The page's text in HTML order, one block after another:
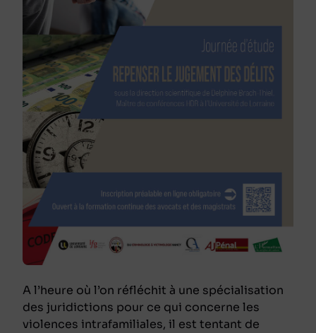
A l’heure où l’on réfléchit à une spécialisation
des juridictions pour ce qui concerne les
violences intrafamiliales, il est tentant de